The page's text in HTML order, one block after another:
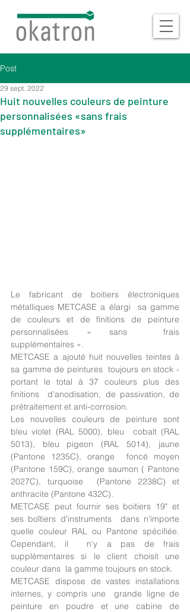
Post
Huit nouvelles couleurs de peinture
personnalisées «sans frais
supplémentaires»
29 sept. 2022
Le fabricant de boitiers électroniques
métalliques METCASE a élargi  sa gamme
de couleurs et de finitions de peinture
personnalisées « sans  frais
supplémentaires ».
METCASE a ajouté huit nouvelles teintes à
sa gamme de peintures  toujours en stock -
portant le total à 37 couleurs plus des
finitions  d'anodisation, de passivation, de
prétraitement et anti-corrosion.
Les nouvelles couleurs de peinture sont
bleu violet (RAL 5000), bleu  cobalt (RAL
5013), bleu pigeon (RAL 5014), jaune
(Pantone 1235C), orange  foncé moyen
(Pantone 159C), orange saumon ( Pantone
2027C), turquoise  (Pantone 2238C) et
anthracite (Pantone 432C).
METCASE peut fournir ses boitiers 19" et
ses boîtiers d'instruments  dans n'importe
quelle couleur RAL ou Pantone spécifiée.
Cependant, il  n'y a pas de frais
supplémentaires si le client choisit une
couleur dans  la gamme toujours en stock.
METCASE dispose de vastes installations
internes, y compris une  grande ligne de
peinture en poudre et une cabine de